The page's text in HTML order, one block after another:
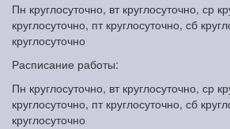
Пн круглосуточно, вт круглосуточно, ср
круглосуточно, пт круглосуточно, сб
круглосуточно
Расписание работы:
Пн круглосуточно, вт круглосуточно, ср
круглосуточно, пт круглосуточно, сб
круглосуточно